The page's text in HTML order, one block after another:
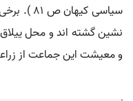
سیاسی
نشین گشته اند و محل
و معیشت این جماعت از